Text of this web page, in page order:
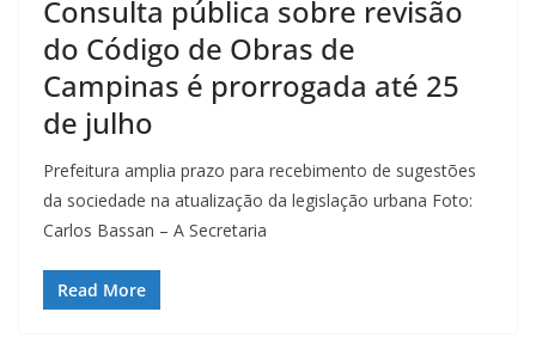
Consulta pública sobre revisão
do Código de Obras de
Campinas é prorrogada até 25
de julho
Prefeitura amplia prazo para recebimento de sugestões
da sociedade na atualização da legislação urbana Foto:
Carlos Bassan – A Secretaria
Read More